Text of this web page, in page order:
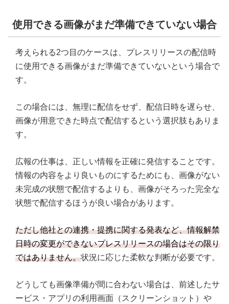
使用できる画像がまだ準備できていない場合
考えられる2つ目のケースは、プレスリリースの配信時
に使用できる画像がまだ準備できていないという場合で
す。
この場合には、無理に配信をせず、配信日時を遅らせ、
画像が用意できた時点で配信するという選択肢もありま
す。
広報の仕事は、正しい情報を正確に発信することです。
情報の内容をより良いものにするためにも、画像がない
未完成の状態で配信するよりも、画像がそろった完全な
状態で配信するほうが良い場合があります。
ただし他社との連携・提携に関する発表など、情報解禁
日時の変更ができないプレスリリースの場合はその限り
ではありません。状況に応じた柔軟な判断が必要です。
どうしても画像準備が間に合わない場合は、前述したサ
ービス・アプリの利用画面（スクリーンショット）や